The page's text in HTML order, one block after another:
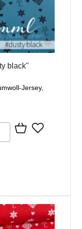
black"
Jersey,